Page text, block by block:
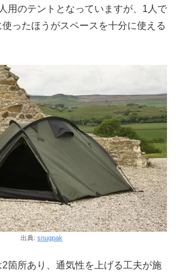
用のテントとなっていますが、1人で
ったほうがスペースを十分に使える
出典: snugpak
箇所あり、通気性を上げる工夫が施